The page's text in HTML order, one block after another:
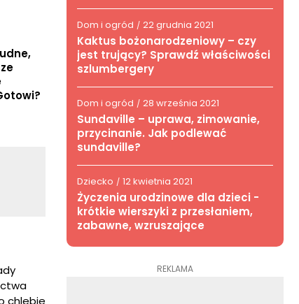
Dom i ogród / 22 grudnia 2021
Kaktus bożonarodzeniowy – czy
jest trujący? Sprawdź właściwości
szlumbergery
Dom i ogród / 28 września 2021
Sundaville – uprawa, zimowanie,
przycinanie. Jak podlewać
sundaville?
Dziecko / 12 kwietnia 2021
Życzenia urodzinowe dla dzieci -
krótkie wierszyki z przesłaniem,
zabawne, wzruszające
REKLAMA